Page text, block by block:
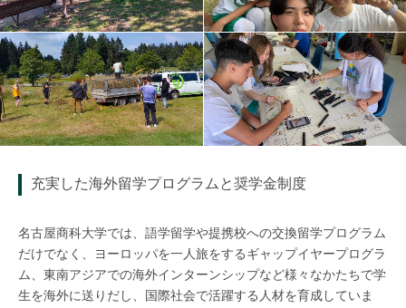
充実した海外留学プログラムと奨学金制度
名古屋商科大学では、語学留学や提携校への交換留学プログラム
だけでなく、ヨーロッパを一人旅をするギャップイヤープログラ
ム、東南アジアでの海外インターンシップなど様々なかたちで学
生を海外に送りだし、国際社会で活躍する人材を育成していま